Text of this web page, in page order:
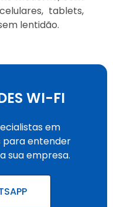
tablets,
lentidão.
WI-FI
em
para entender
sua empresa.